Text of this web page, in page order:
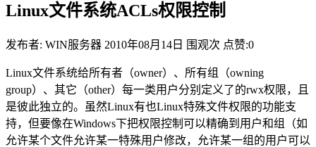
Linux文件系统ACLs权限控制
发布者: WIN服务器 2010年08月14日 围观次 点赞:0
Linux文件系统给所有者（owner）、所有组（owning
group）、其它（other）每一类用户分别定义了的rwx权限，且
是彼此独立的。虽然Linux有也Linux特殊文件权限的功能支
持，但要像在Windows下把权限控制可以精确到用户和组（如
允许某个文件允许某一特殊用户修改，允许某一组的用户可以